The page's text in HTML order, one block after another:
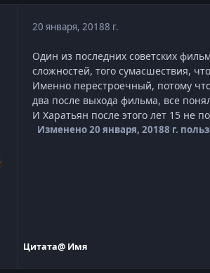
20 января, 20188 г.
Один из последних советских
сложностей, того сумасшествия,
Именно перестроечный, потому
два после выхода фильма, все
И Харатьян после этого лет 15 не
Изменено20 января, 20188 г.
Цитата@ Имя